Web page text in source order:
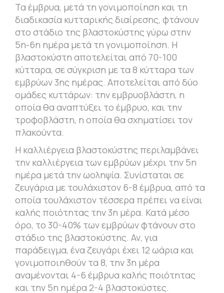
Τα έμβρυα, μετά τη γονιμοποίηση και τη
διαδικασία κυτταρικής διαίρεσης, φτάνουν
στο στάδιο της βλαστοκύστης γύρω στην
5η-6η ημέρα μετά τη γονιμοποίηση. Η
βλαστοκύστη αποτελείται από 70-100
κύτταρα, σε σύγκριση με τα 8 κύτταρα των
εμβρύων 3ης ημέρας. Αποτελείται από δύο
ομάδες κυττάρων: την εμβρυοβλάστη, η
οποία θα αναπτύξει το έμβρυο, και την
τροφοβλάστη, η οποία θα σχηματίσει τον
πλακούντα.
Η καλλιέργεια βλαστοκύστης περιλαμβάνει
την καλλιέργεια των εμβρύων μέχρι την 5η
ημέρα μετά την ωοληψία. Συνίσταται σε
ζευγάρια με τουλάχιστον 6-8 έμβρυα, από τα
οποία τουλάχιστον τέσσερα πρέπει να είναι
καλής ποιότητας την 3η μέρα. Κατά μέσο
όρο, το 30-40% των εμβρύων φτάνουν στο
στάδιο της βλαστοκύστης. Αν, για
παράδειγμα, ένα ζευγάρι έχει 12 ωάρια και
γονιμοποιηθούν τα 8, την 3η μέρα
αναμένονται 4-6 έμβρυα καλής ποιότητας
και την 5η ημέρα 2-4 βλαστοκύστες.